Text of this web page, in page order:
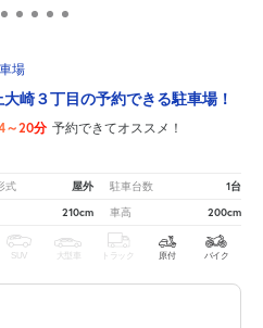
場
崎３丁目の予約できる駐車場！
～20分 予約できてオススメ！
式 屋外 駐車台数 1台
210cm 車高 200cm
SUV 大型車 トラック 原付 バイク